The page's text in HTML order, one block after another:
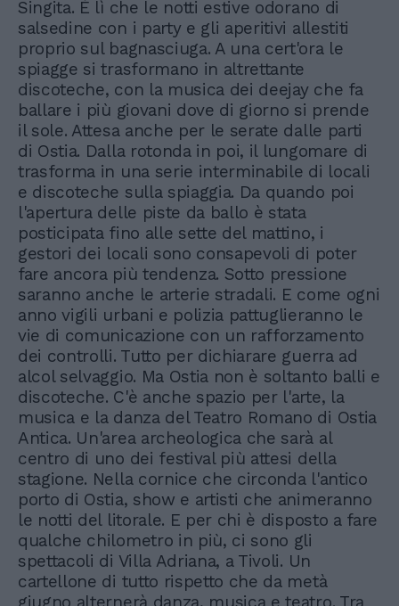
Singita. È lì che le notti estive odorano di
salsedine con i party e gli aperitivi allestiti
proprio sul bagnasciuga. A una cert'ora le
spiagge si trasformano in altrettante
discoteche, con la musica dei deejay che fa
ballare i più giovani dove di giorno si prende
il sole. Attesa anche per le serate dalle parti
di Ostia. Dalla rotonda in poi, il lungomare di
trasforma in una serie interminabile di locali
e discoteche sulla spiaggia. Da quando poi
l'apertura delle piste da ballo è stata
posticipata fino alle sette del mattino, i
gestori dei locali sono consapevoli di poter
fare ancora più tendenza. Sotto pressione
saranno anche le arterie stradali. E come ogni
anno vigili urbani e polizia pattuglieranno le
vie di comunicazione con un rafforzamento
dei controlli. Tutto per dichiarare guerra ad
alcol selvaggio. Ma Ostia non è soltanto balli e
discoteche. C'è anche spazio per l'arte, la
musica e la danza del Teatro Romano di Ostia
Antica. Un'area archeologica che sarà al
centro di uno dei festival più attesi della
stagione. Nella cornice che circonda l'antico
porto di Ostia, show e artisti che animeranno
le notti del litorale. E per chi è disposto a fare
qualche chilometro in più, ci sono gli
spettacoli di Villa Adriana, a Tivoli. Un
cartellone di tutto rispetto che da metà